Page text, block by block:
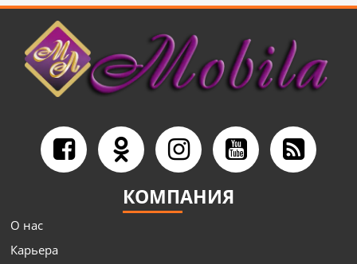
КОМПАНИЯ
О нас
Карьера